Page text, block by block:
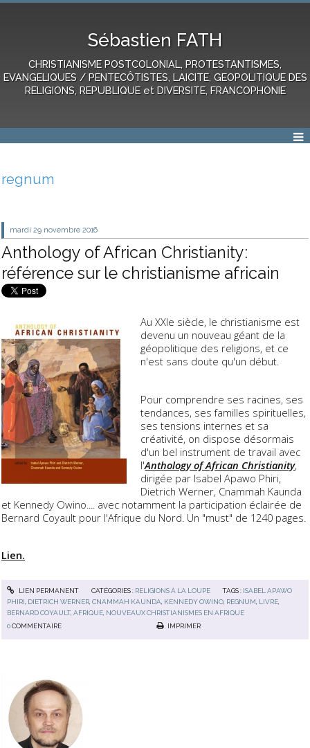
Sébastien FATH
CHRISTIANISME POSTCOLONIAL, PROTESTANTISMES,
EVANGELIQUES / PENTECÔTISTES, LAICITE, GEOPOLITIQUE DES
RELIGIONS, REPUBLIQUE et DIVERSITE, FRANCOPHONIE
regnum
mardi 29 novembre 2016
Anthology of African Christianity:
référence sur le christianisme africain
Au XXIe siècle, le christianisme est
devenu un nouveau géant de la
géopolitique des religions, et ce
n'est sans doute qu'un début.
Pour comprendre ses racines, ses
tendances, ses familles spirituelles,
ses tensions internes et sa
créativité, on dispose désormais
d'un bel instrument de travail avec
l'Anthology of African Christianity,
dirigée par Isabel Apawo Phiri,
Dietrich Werner, Cnammah Kaunda
et Kennedy Owino.... avec notamment la participation éclairée de
Bernard Coyault pour l'Afrique du Nord. Un "must" de 1240 pages.
Lien.
LIEN PERMANENT CATÉGORIES : RELIGIONS À LA LOUPE TAGS : ISABEL APAWO
PHIRI, DIETRICH WERNER,CNAMMAH KAUNDA, KENNEDY OWINO, REGNUM, LIVRE,
BERNARD COYAULT,AFRIQUE, NOUVEAUX CHRISTIANISMES EN AFRIQUE
0COMMENTAIRE IMPRIMER